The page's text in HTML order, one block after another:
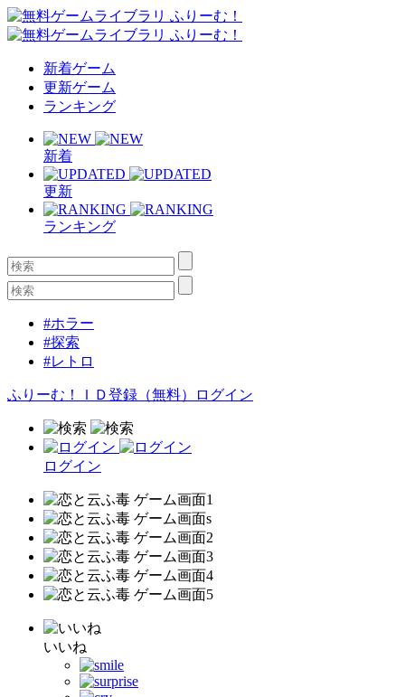
新着ゲーム
更新ゲーム
ランキング
新着
更新
ランキング
#ホラー
#探索
#レトロ
ふりーむ！ＩＤ登録（無料） ログイン
ログイン
いいね